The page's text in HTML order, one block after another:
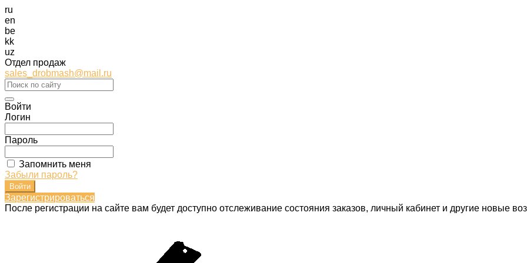
ru
en
be
kk
uz
Отдел продаж
sales_drobmash@mail.ru
Войти
Логин
Пароль
Запомнить меня
Забыли пароль?
Зарегистрироваться
После регистрации на сайте вам будет доступно отслеживание состояния заказов, личный кабинет и другие новые